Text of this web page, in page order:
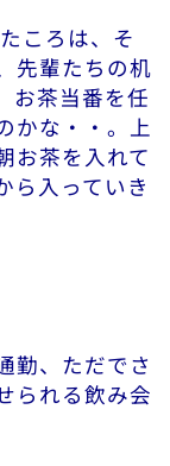
ころは、そ
先輩たちの机
お茶当番を任
かな・・。上
お茶を入れて
ら入っていき
勤、ただでさ
られる飲み会